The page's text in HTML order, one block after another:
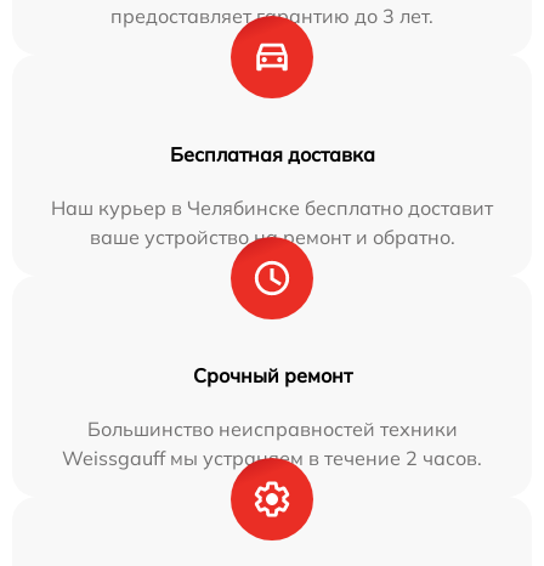
предоставляет гарантию до 3 лет.
Бесплатная доставка
Наш курьер в Челябинске бесплатно доставит
ваше устройство на ремонт и обратно.
Срочный ремонт
Большинство неисправностей техники
Weissgauff мы устраняем в течение 2 часов.